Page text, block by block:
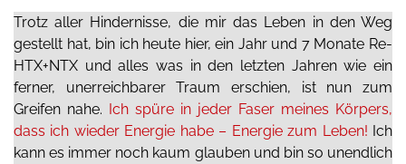
Trotz aller Hindernisse, die mir das Leben in den Weg
gestellt hat, bin ich heute hier, ein Jahr und 7 Monate Re-
HTX+NTX und alles was in den letzten Jahren wie ein
ferner, unerreichbarer Traum erschien, ist nun zum
Greifen nahe. Ich spüre in jeder Faser meines Körpers,
dass ich wieder Energie habe – Energie zum Leben! Ich
kann es immer noch kaum glauben und bin so unendlich